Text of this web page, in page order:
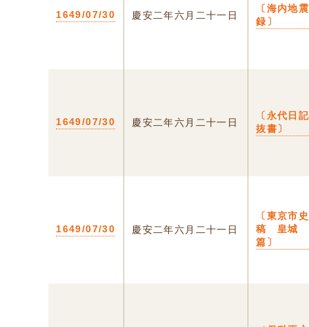
1649/07/30 慶安二年六月二十一日
〔海内地震
録〕
1649/07/30 慶安二年六月二十一日
〔永代日記
抜書〕
1649/07/30 慶安二年六月二十一日
〔東京市史
稿 皇城
篇〕